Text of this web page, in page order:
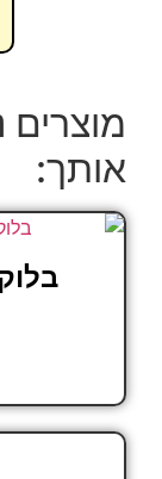
מוצרים
אותך:
בלוק